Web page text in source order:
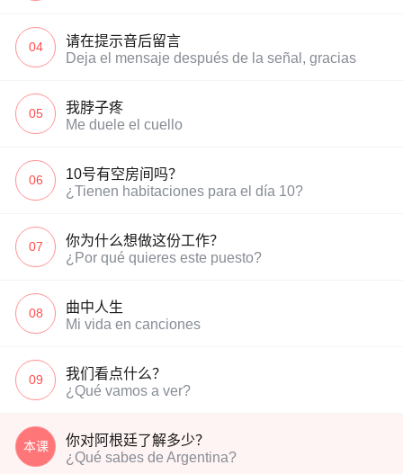
04
请在提示音后留言
Deja el mensaje después de la señal, gracias
05
我脖子疼
Me duele el cuello
06
10号有空房间吗？
¿Tienen habitaciones para el día 10?
07
你为什么想做这份工作？
¿Por qué quieres este puesto?
08
曲中人生
Mi vida en canciones
09
我们看点什么？
¿Qué vamos a ver?
本课
你对阿根廷了解多少？
¿Qué sabes de Argentina?